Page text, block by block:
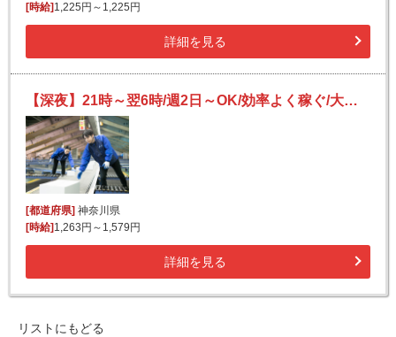
[時給] 1,225円～1,225円
詳細を見る
【深夜】21時～翌6時/週2日～OK/効率よく稼ぐ/大手物流倉庫で安定収入Get/荷物の仕分け
[都道府県] 神奈川県
[時給] 1,263円～1,579円
詳細を見る
リストにもどる